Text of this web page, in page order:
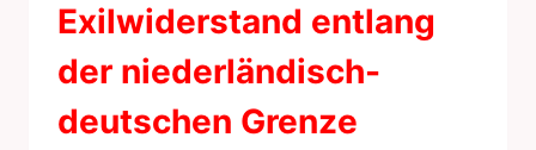
Exilwiderstand entlang
der niederländisch-
deutschen Grenze